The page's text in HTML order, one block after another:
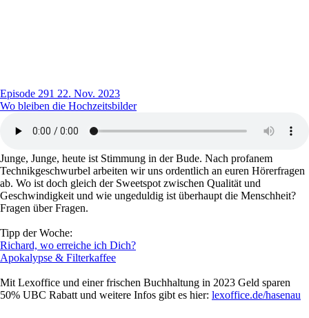
Episode 291 22. Nov. 2023
Wo bleiben die Hochzeitsbilder
Junge, Junge, heute ist Stimmung in der Bude. Nach profanem
Technikgeschwurbel arbeiten wir uns ordentlich an euren Hörerfragen
ab. Wo ist doch gleich der Sweetspot zwischen Qualität und
Geschwindigkeit und wie ungeduldig ist überhaupt die Menschheit?
Fragen über Fragen.
Tipp der Woche:
Richard, wo erreiche ich Dich?
Apokalypse & Filterkaffee
Mit Lexoffice und einer frischen Buchhaltung in 2023 Geld sparen
50% UBC Rabatt und weitere Infos gibt es hier: lexoffice.de/hasenau